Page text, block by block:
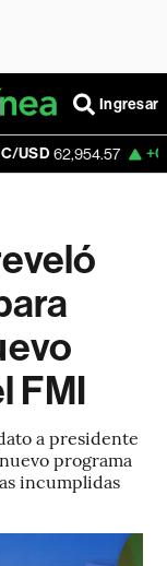
Ingresar
+0.09%
FMI
a presidente
programa
incumplidas